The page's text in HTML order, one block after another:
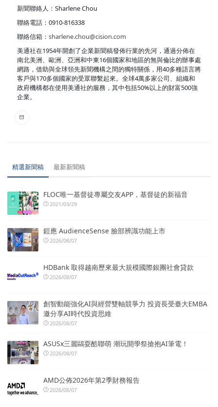
新聞聯絡人：Sharlene Chou
聯絡電話：0910-816338
聯絡信箱： sharlene.chou@cision.com
美通社在1954年開創了企業新聞稿發佈行業的先河，通過分佈在
南北美洲、歐洲、亞洲和中東16個國家和地區的無與倫比的辦事處
網路，借助與全球領先新聞機構之間的獨特關係，用40多種語言將
客戶與170多個國家的受眾聯繫起來。全球4萬多家公司、組織和
政府機構都在使用美通社的服務，其中包括50%以上的財富500強
企業。
精選新聞稿 最新新聞稿
FLOC唯一基督徒專屬交友APP，基督徒的新福音
2021/03/29
鎧應 AudienceSense 臉部辨識功能上市
2026/08/07
HDBank 取得越南歷來最大規模國際銀團社會貸款
2026/08/07
創智動能強化AI與經營雙軸競爭力 投資長受臺大EMBA
邀分享AI時代投資思維
2026/08/07
ASUSx三麗鷗耍酷聯萌 潮玩開學祭搶抱AI筆電！
2026/08/07
AMD公佈2026年第2季財務報告
2026/08/07